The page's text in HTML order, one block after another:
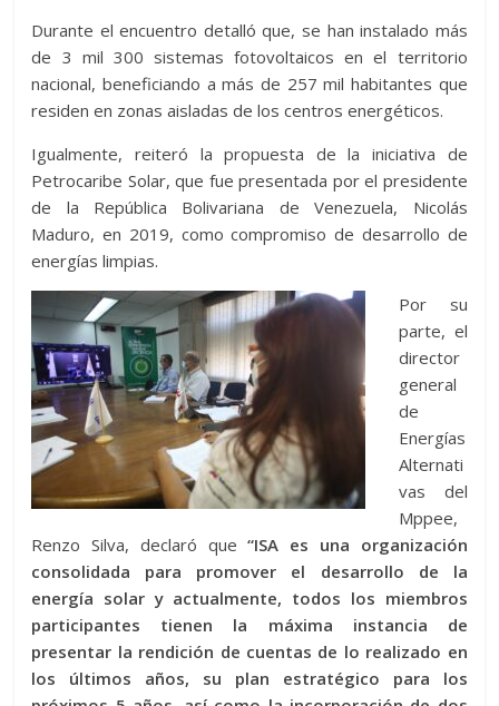
Durante el encuentro detalló que, se han instalado más
de 3 mil 300 sistemas fotovoltaicos en el territorio
nacional, beneficiando a más de 257 mil habitantes que
residen en zonas aisladas de los centros energéticos.
Igualmente, reiteró la propuesta de la iniciativa de
Petrocaribe Solar, que fue presentada por el presidente
de la República Bolivariana de Venezuela, Nicolás
Maduro, en 2019, como compromiso de desarrollo de
energías limpias.
Por su
parte, el
director
general
de
Energías
Alternati
vas del
Mppee,
Renzo Silva, declaró que“ISA es una organización
consolidada para promover el desarrollo de la
energía solar y actualmente, todos los miembros
participantes tienen la máxima instancia de
presentar la rendición de cuentas de lo realizado en
los últimos años, su plan estratégico para los